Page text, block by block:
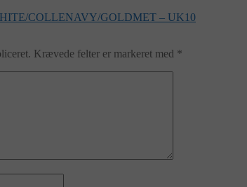
COLLENAVY/GOLDMET – UK10
Krævede felter er markeret med *